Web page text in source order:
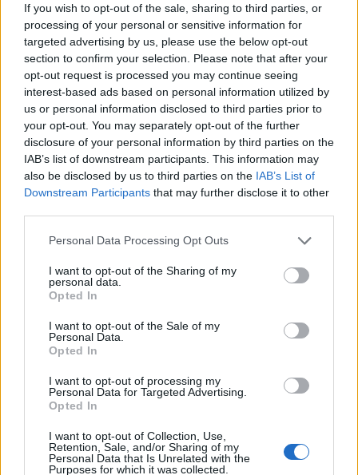
If you wish to opt-out of the sale, sharing to third parties, or
processing of your personal or sensitive information for
targeted advertising by us, please use the below opt-out
section to confirm your selection. Please note that after your
opt-out request is processed you may continue seeing
interest-based ads based on personal information utilized by
us or personal information disclosed to third parties prior to
your opt-out. You may separately opt-out of the further
disclosure of your personal information by third parties on the
IAB’s list of downstream participants. This information may
also be disclosed by us to third parties on the IAB’s List of
Downstream Participants that may further disclose it to other
Please note that this website/app uses one or more Google
not limited to your visit or usage behaviour. You may click to
grant or deny consent to Google and its third-party tags to
use your data for below specified purposes in below Google
consent section.
Personal Data Processing Opt Outs
I want to opt-out of the Sharing of my
personal data.
Opted In
I want to opt-out of the Sale of my
Personal Data.
Opted In
I want to opt-out of processing my
Personal Data for Targeted Advertising.
Opted In
I want to opt-out of Collection, Use,
Retention, Sale, and/or Sharing of my
Personal Data that Is Unrelated with the
Purposes for which it was collected.
Όπως τόνισε, υπάρχει χώρος για την ανάπτυξη
αυτής της πελατείας στην Ελλάδα. «Η νέα
τράπεζα θα είναι καλά τοποθετημένη ώστε να την
εξυπηρετήσει, έχοντας περιουσιακά στοιχεία 8
δισ. ευρώ και δείκτη μη εξυπηρετούμενων
δανείων χαμηλότερο του 10%. Και αυτό